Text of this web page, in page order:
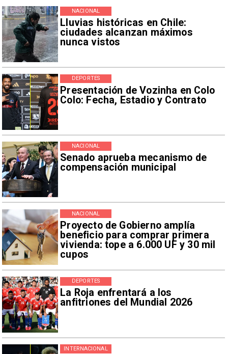
Lluvias históricas en Chile:
ciudades alcanzan máximos
nunca vistos
NACIONAL
Presentación de Vozinha en Colo
Colo: Fecha, Estadio y Contrato
DEPORTES
Senado aprueba mecanismo de
compensación municipal
NACIONAL
Proyecto de Gobierno amplía
beneficio para comprar primera
vivienda: tope a 6.000 UF y 30 mil
cupos
NACIONAL
La Roja enfrentará a los
anfitriones del Mundial 2026
DEPORTES
INTERNACIONAL